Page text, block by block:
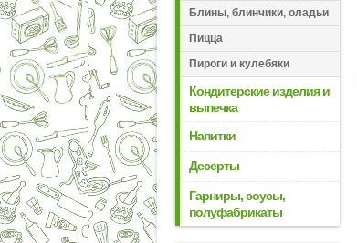
Блины, блинчики, оладьи
Пицца
Пироги и кулебяки
Кондитерские изделия и
выпечка
Напитки
Десерты
Гарниры, соусы,
полуфабрикаты